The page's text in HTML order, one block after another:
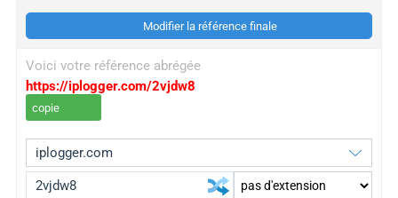
Modifier la référence finale
Voici votre référence abrégée
https://iplogger.com/2vjdw8
copie